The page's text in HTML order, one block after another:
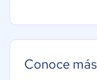
Conoce